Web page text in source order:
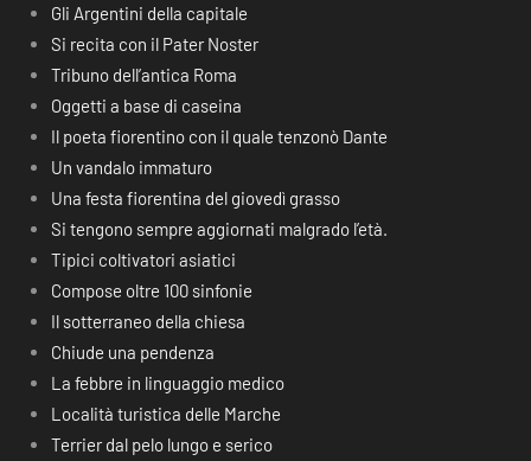
Gli Argentini della capitale
Si recita con il Pater Noster
Tribuno dell’antica Roma
Oggetti a base di caseina
Il poeta fiorentino con il quale tenzonò Dante
Un vandalo immaturo
Una festa fiorentina del giovedì grasso
Si tengono sempre aggiornati malgrado l’età.
Tipici coltivatori asiatici
Compose oltre 100 sinfonie
Il sotterraneo della chiesa
Chiude una pendenza
La febbre in linguaggio medico
Località turistica delle Marche
Terrier dal pelo lungo e serico